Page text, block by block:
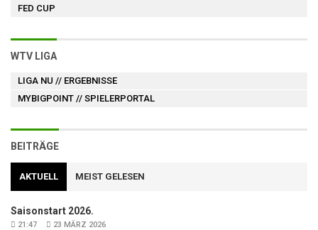
FED CUP
WTV LIGA
LIGA NU // ERGEBNISSE
MYBIGPOINT // SPIELERPORTAL
BEITRÄGE
AKTUELL MEIST GELESEN
Saisonstart 2026.
21:47 23 MÄRZ 2026